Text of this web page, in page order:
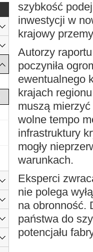
szybkość
inwestycji w
krajowy
Autorzy
poczyniła
ewentualnego
krajach
muszą
wolne tempo
infrastruktury
mogły
warunkach.
Eksperci
nie polega
na obronność.
państwa do
potencjału